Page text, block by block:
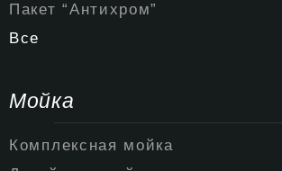
Пакет “Антихром”
Все
Мойка
Комплексная мойка